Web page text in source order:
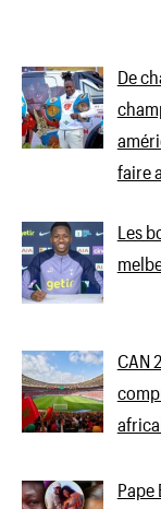
De
faire
Les
CAN
Pape